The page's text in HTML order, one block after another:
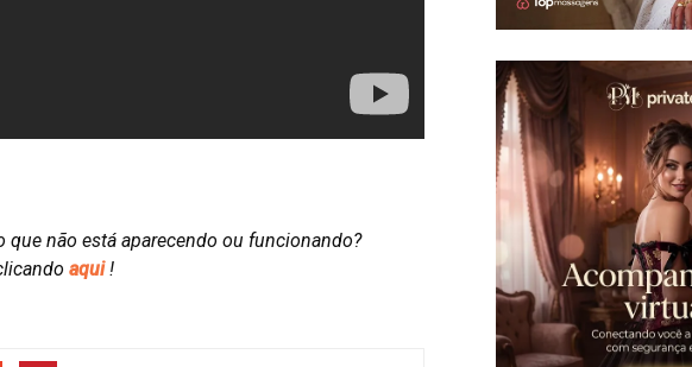
não está aparecendo ou funcionando?
aqui !